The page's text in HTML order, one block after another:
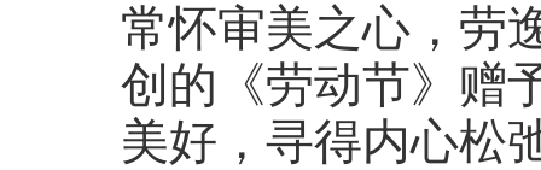
常怀审美之心，劳
创的《劳动节》赠
美好，寻得内心松